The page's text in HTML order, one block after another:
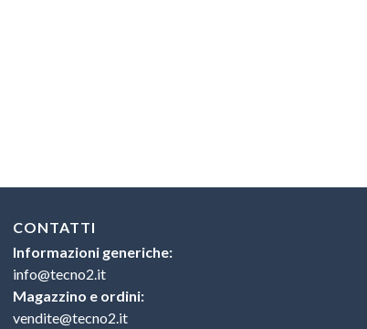
CONTATTI
Informazioni generiche:
info@tecno2.it
Magazzino e ordini:
vendite@tecno2.it